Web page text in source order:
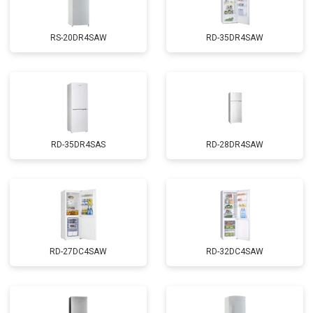
RS-20DR4SAW RD-35DR4SAW
RD-35DR4SAS RD-28DR4SAW
RD-27DC4SAW RD-32DC4SAW